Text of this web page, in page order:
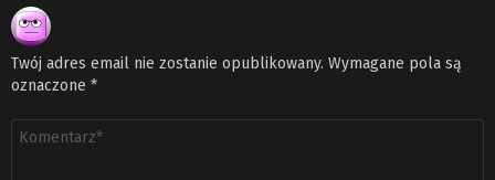
Twój adres email nie zostanie opublikowany. Wymagane pola są
oznaczone *